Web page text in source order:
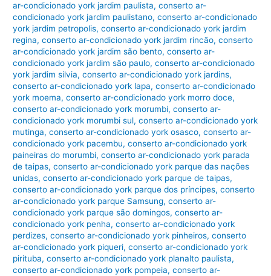
ar-condicionado york jardim paulista,conserto ar-
condicionado york jardim paulistano,conserto ar-condicionado
york jardim petropolis,conserto ar-condicionado york jardim
regina,conserto ar-condicionado york jardim rincão,conserto
ar-condicionado york jardim são bento,conserto ar-
condicionado york jardim são paulo,conserto ar-condicionado
york jardim silvia,conserto ar-condicionado york jardins,
conserto ar-condicionado york lapa,conserto ar-condicionado
york moema,conserto ar-condicionado york morro doce,
conserto ar-condicionado york morumbi,conserto ar-
condicionado york morumbi sul,conserto ar-condicionado york
mutinga,conserto ar-condicionado york osasco,conserto ar-
condicionado york pacembu,conserto ar-condicionado york
paineiras do morumbi,conserto ar-condicionado york parada
de taipas,conserto ar-condicionado york parque das nações
unidas,conserto ar-condicionado york parque de taipas,
conserto ar-condicionado york parque dos príncipes,conserto
ar-condicionado york parque Samsung,conserto ar-
condicionado york parque são domingos,conserto ar-
condicionado york penha,conserto ar-condicionado york
perdizes,conserto ar-condicionado york pinheiros,conserto
ar-condicionado york piqueri,conserto ar-condicionado york
pirituba,conserto ar-condicionado york planalto paulista,
conserto ar-condicionado york pompeia,conserto ar-